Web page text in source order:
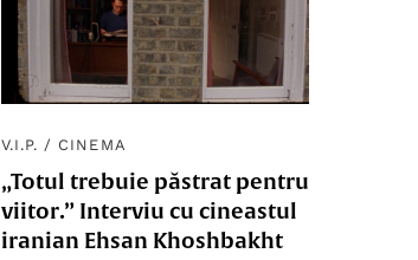
V.I.P. / CINEMA
„Totul trebuie păstrat pentru
viitor.” Interviu cu cineastul
iranian Ehsan Khoshbakht